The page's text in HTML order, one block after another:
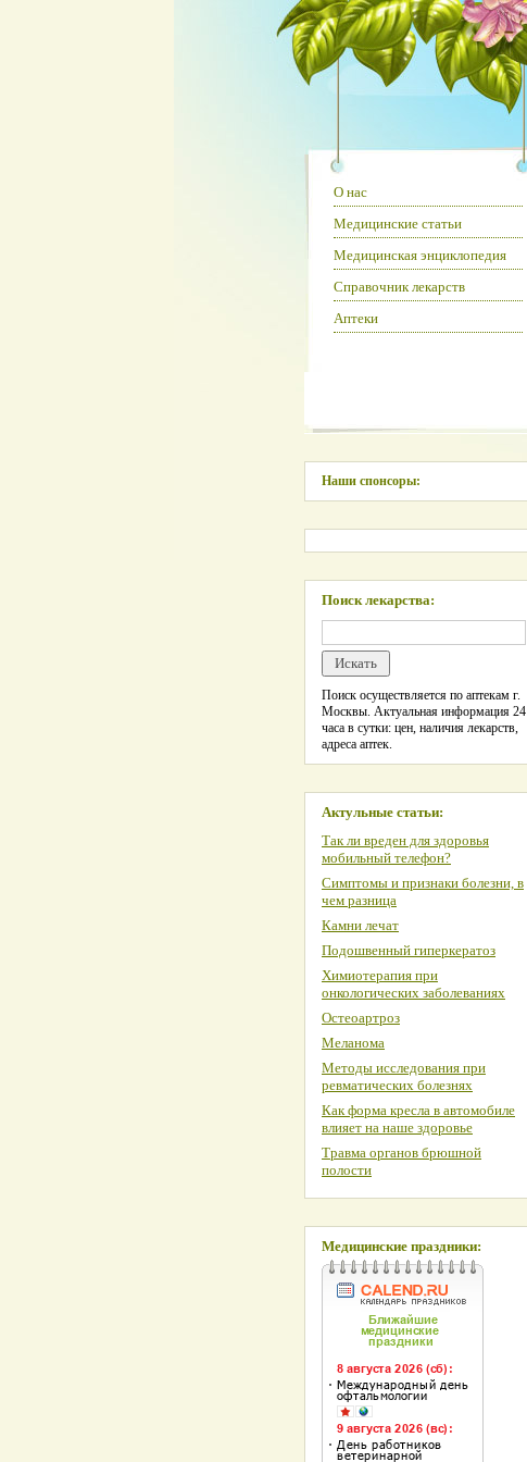
О нас
Медицинские статьи
Медицинская энциклопедия
Справочник лекарств
Аптеки
Наши спонсоры:
Поиск лекарства:
Поиск осуществляется по аптекам г.
Москвы. Актуальная информация 24
часа в сутки: цен, наличия лекарств,
адреса аптек.
Актульные статьи:
Так ли вреден для здоровья
мобильный телефон?
Симптомы и признаки болезни, в
чем разница
Камни лечат
Подошвенный гиперкератоз
Химиотерапия при
онкологических заболеваниях
Остеоартроз
Меланома
Методы исследования при
ревматических болезнях
Как форма кресла в автомобиле
влияет на наше здоровье
Травма органов брюшной
полости
Медицинские праздники: